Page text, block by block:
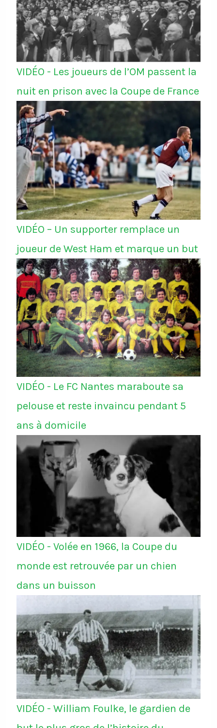
VIDÉO - Les joueurs de l’OM passent la
nuit en prison avec la Coupe de France
VIDÉO – Un supporter remplace un
joueur de West Ham et marque un but
VIDÉO - Le FC Nantes maraboute sa
pelouse et reste invaincu pendant 5
ans à domicile
VIDÉO - Volée en 1966, la Coupe du
monde est retrouvée par un chien
dans un buisson
VIDÉO - William Foulke, le gardien de